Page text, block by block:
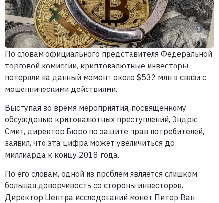
По словам официального представителя Федеральной
торговой комиссии, криптовалютные инвесторы
потеряли на данный момент около $532 млн в связи с
мошенническими действиями.
Выступая во время мероприятия, посвященному
обсужденью критовалютных преступлений, Эндрю
Смит, директор Бюро по защите прав потребителей,
заявил, что эта цифра может увеличиться до
миллиарда к концу 2018 года.
По его словам, одной из проблем является слишком
большая доверчивость со стороны инвесторов.
Директор Центра исследований монет Питер Ван